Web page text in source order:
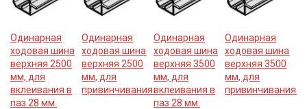
Одинарная
ходовая шина
верхняя 2500
мм, для
вклеивания в
паз 28 мм.
Одинарная
ходовая шина
верхняя 2500
мм, для
привинчивания.
Одинарная
ходовая шина
верхняя 3500
мм, для
вклеивания в
паз 28 мм.
Одинарная
ходовая шина
верхняя 3500
мм, для
привинчивания.